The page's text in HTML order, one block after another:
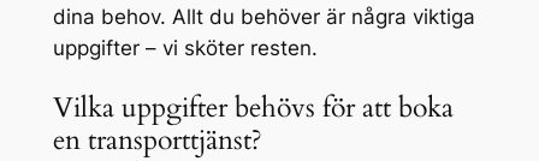
dina behov. Allt du behöver är några viktiga
uppgifter – vi sköter resten.
Vilka uppgifter behövs för att boka
en transporttjänst?